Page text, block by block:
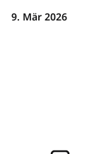
9. Mär 2026